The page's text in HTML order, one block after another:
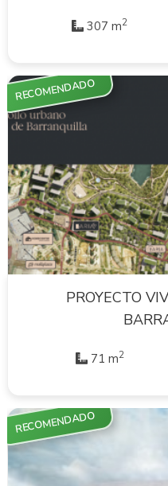
307 m2
RECOMENDADO
PROYECTO
71 m2
RECOMENDADO